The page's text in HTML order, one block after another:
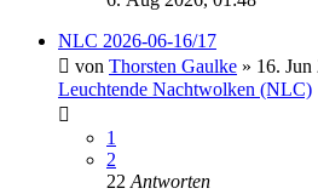
NLC 2026-06-16/17
von Thorsten Gaulke » 16. Jun
Leuchtende Nachtwolken (NLC)
1
2
22 Antworten